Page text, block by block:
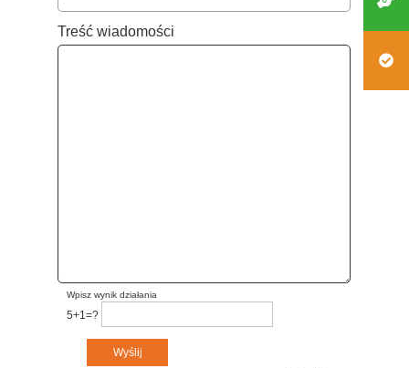
Treść wiadomości
Wpisz wynik działania
5+1=?